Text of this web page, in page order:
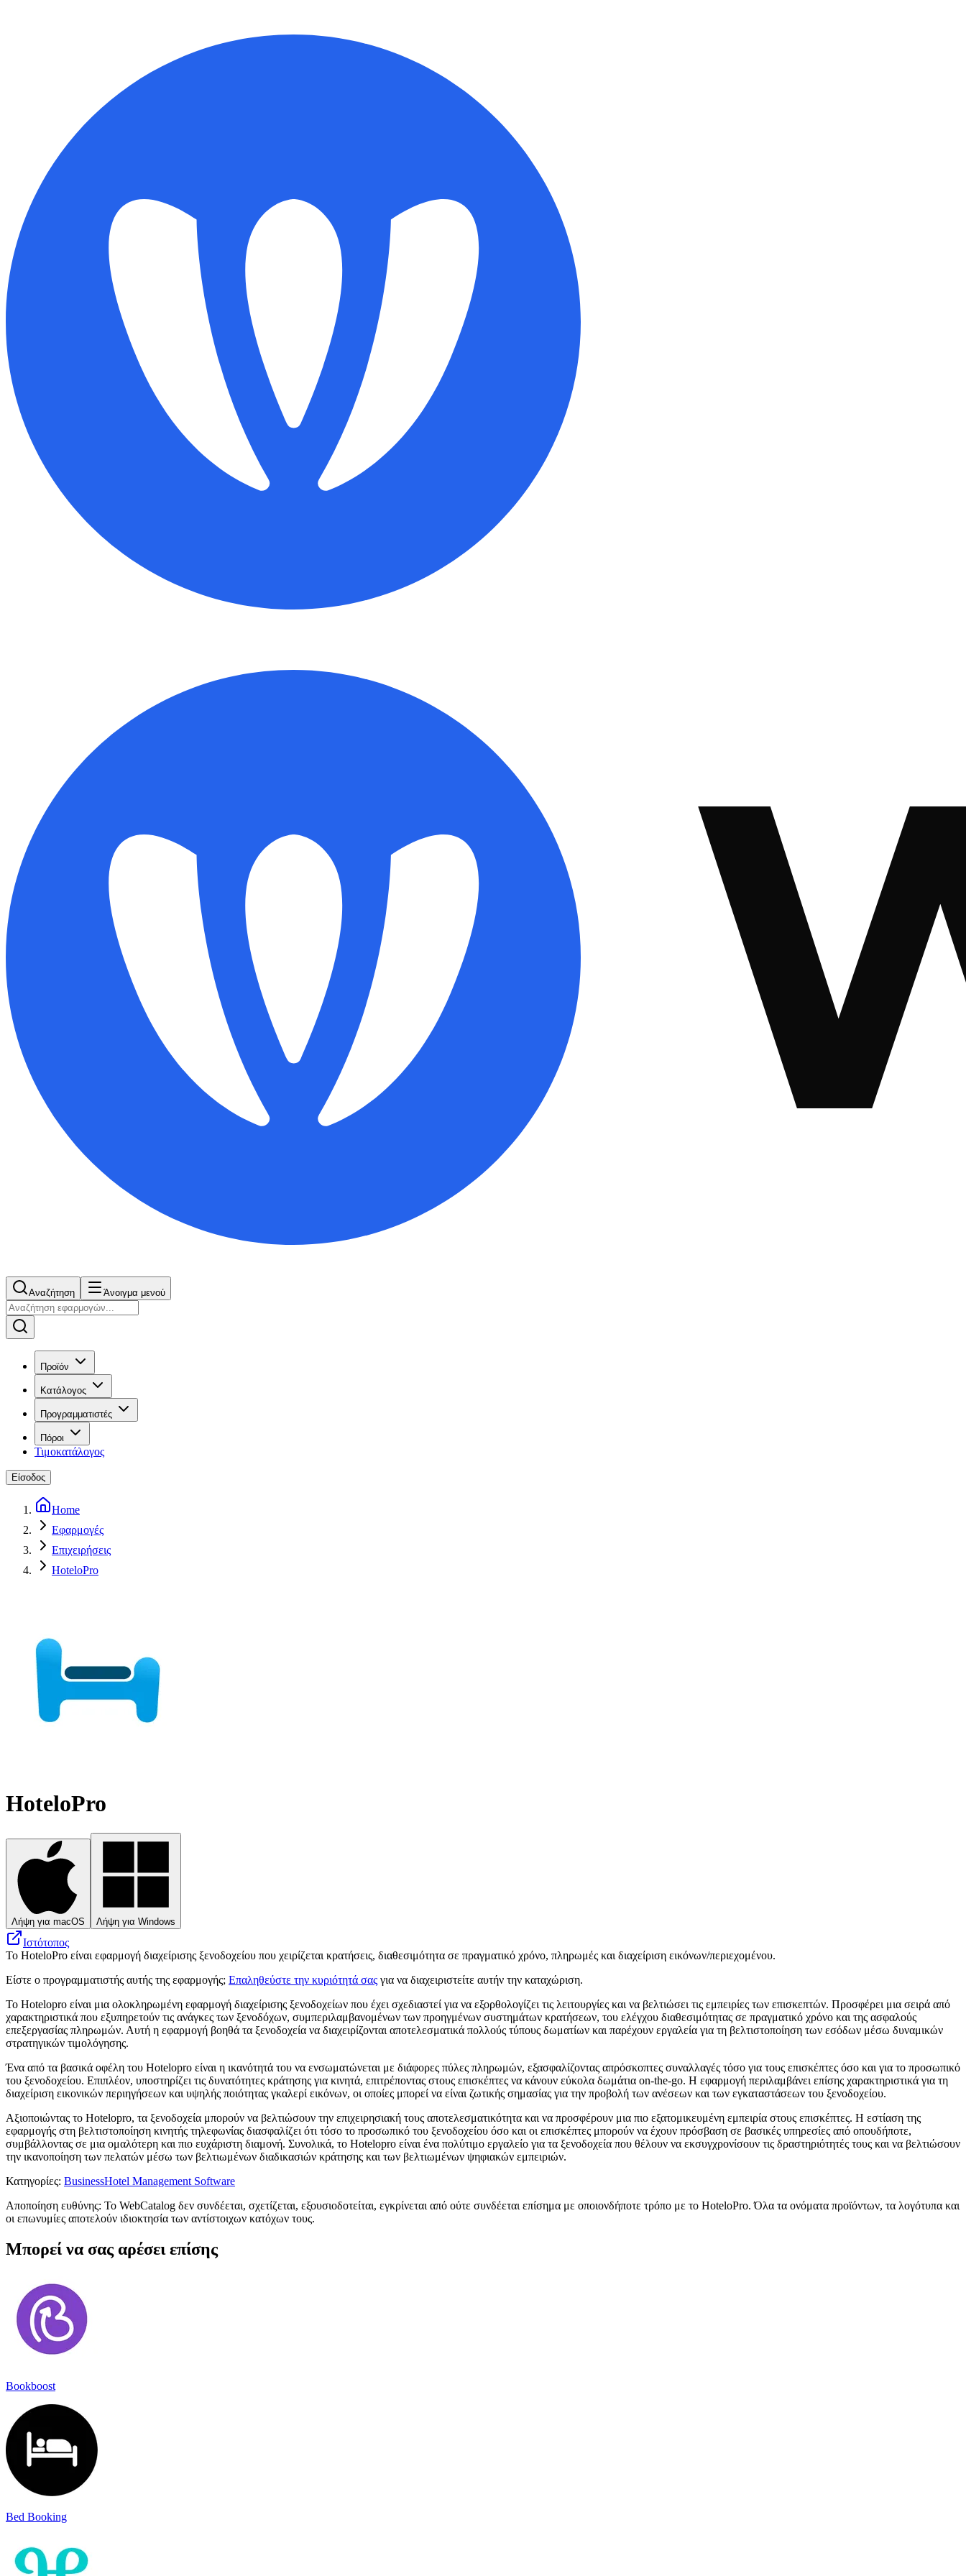
Αναζήτηση Άνοιγμα μενού
Προϊόν
Κατάλογος
Προγραμματιστές
Πόροι
Τιμοκατάλογος
Είσοδος
Home
Εφαρμογές
Επιχειρήσεις
HoteloPro
HoteloPro
Λήψη για macOS Λήψη για Windows
Ιστότοπος
Το HoteloPro είναι εφαρμογή διαχείρισης ξενοδοχείου που χειρίζεται κρατήσεις, διαθεσιμότητα σε πραγματικό χρόνο, πληρωμές και διαχείριση εικόνων/περιεχομένου.
Είστε ο προγραμματιστής αυτής της εφαρμογής; Επαληθεύστε την κυριότητά σας για να διαχειριστείτε αυτήν την καταχώριση.
Το Hotelopro είναι μια ολοκληρωμένη εφαρμογή διαχείρισης ξενοδοχείων που έχει σχεδιαστεί για να εξορθολογίζει τις λειτουργίες και να βελτιώσει τις εμπειρίες των επισκεπτών. Προσφέρει μια σειρά από
χαρακτηριστικά που εξυπηρετούν τις ανάγκες των ξενοδόχων, συμπεριλαμβανομένων των προηγμένων συστημάτων κρατήσεων, του ελέγχου διαθεσιμότητας σε πραγματικό χρόνο και της ασφαλούς
επεξεργασίας πληρωμών. Αυτή η εφαρμογή βοηθά τα ξενοδοχεία να διαχειρίζονται αποτελεσματικά πολλούς τύπους δωματίων και παρέχουν εργαλεία για τη βελτιστοποίηση των εσόδων μέσω δυναμικών
στρατηγικών τιμολόγησης.
Ένα από τα βασικά οφέλη του Hotelopro είναι η ικανότητά του να ενσωματώνεται με διάφορες πύλες πληρωμών, εξασφαλίζοντας απρόσκοπτες συναλλαγές τόσο για τους επισκέπτες όσο και για το προσωπικό
του ξενοδοχείου. Επιπλέον, υποστηρίζει τις δυνατότητες κράτησης για κινητά, επιτρέποντας στους επισκέπτες να κάνουν εύκολα δωμάτια on-the-go. Η εφαρμογή περιλαμβάνει επίσης χαρακτηριστικά για τη
διαχείριση εικονικών περιηγήσεων και υψηλής ποιότητας γκαλερί εικόνων, οι οποίες μπορεί να είναι ζωτικής σημασίας για την προβολή των ανέσεων και των εγκαταστάσεων του ξενοδοχείου.
Αξιοποιώντας το Hotelopro, τα ξενοδοχεία μπορούν να βελτιώσουν την επιχειρησιακή τους αποτελεσματικότητα και να προσφέρουν μια πιο εξατομικευμένη εμπειρία στους επισκέπτες. Η εστίαση της
εφαρμογής στη βελτιστοποίηση κινητής τηλεφωνίας διασφαλίζει ότι τόσο το προσωπικό του ξενοδοχείου όσο και οι επισκέπτες μπορούν να έχουν πρόσβαση σε βασικές υπηρεσίες από οπουδήποτε,
συμβάλλοντας σε μια ομαλότερη και πιο ευχάριστη διαμονή. Συνολικά, το Hotelopro είναι ένα πολύτιμο εργαλείο για τα ξενοδοχεία που θέλουν να εκσυγχρονίσουν τις δραστηριότητές τους και να βελτιώσουν
την ικανοποίηση των πελατών μέσω των βελτιωμένων διαδικασιών κράτησης και των βελτιωμένων ψηφιακών εμπειριών.
Κατηγορίες: BusinessHotel Management Software
Αποποίηση ευθύνης: Το WebCatalog δεν συνδέεται, σχετίζεται, εξουσιοδοτείται, εγκρίνεται από ούτε συνδέεται επίσημα με οποιονδήποτε τρόπο με το HoteloPro. Όλα τα ονόματα προϊόντων, τα λογότυπα και
οι επωνυμίες αποτελούν ιδιοκτησία των αντίστοιχων κατόχων τους.
Μπορεί να σας αρέσει επίσης
Bookboost
Bed Booking